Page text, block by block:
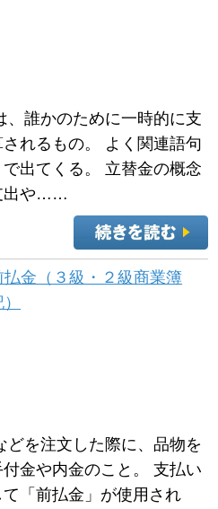
、誰かのために一時的に支
れるもの。 よく関連語句
出てくる。 立替金の概念
出や……
払金（３級・２級商業簿
どを注文した際に、品物を
金や内金のこと。 支払い
「前払金」が使用され